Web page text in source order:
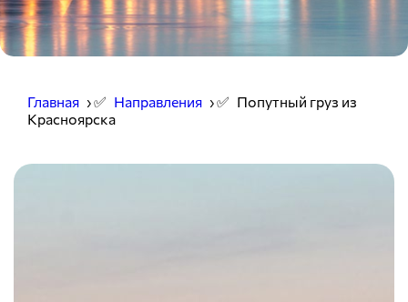
Главная › ✅ Направления › ✅ Попутный груз из
Красноярска